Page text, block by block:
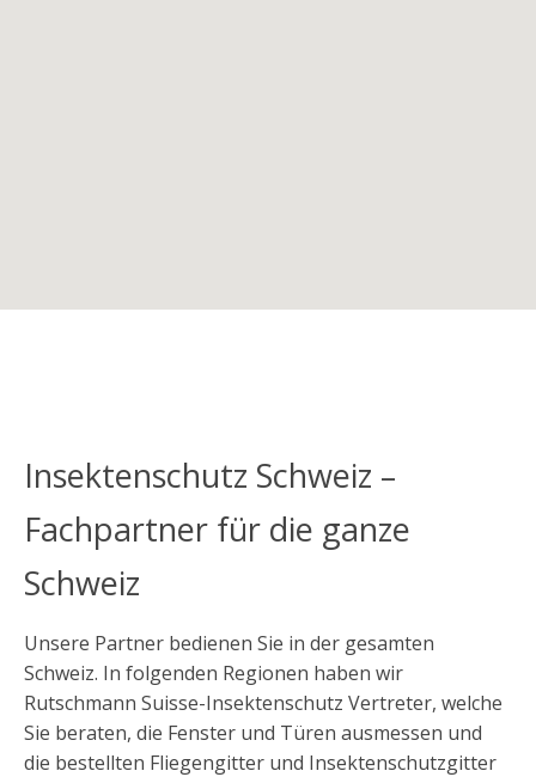
Insektenschutz Schweiz –
Fachpartner für die ganze
Schweiz
Unsere Partner bedienen Sie in der gesamten
Schweiz. In folgenden Regionen haben wir
Rutschmann Suisse-Insektenschutz Vertreter, welche
Sie beraten, die Fenster und Türen ausmessen und
die bestellten Fliegengitter und Insektenschutzgitter